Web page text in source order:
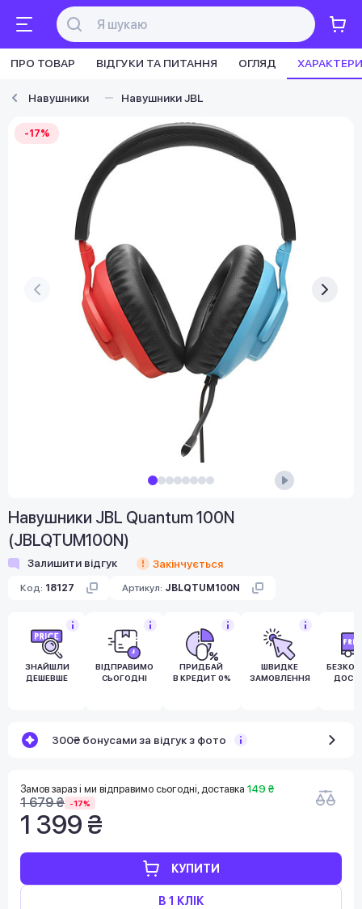
ПРО ТОВАР ВІДГУКИ ТА ПИТАННЯ ОГЛЯД
Навушники Навушники JBL
-17%
Навушники JBL Quantum 100N
(JBLQTUM100N)
Залишити відгук Закінчується
Код: 18127 Артикул: JBLQTUM100N
ЗНАЙШЛИ
ДЕШЕВШЕ
ВІДПРАВИМО
СЬОГОДНІ
ПРИДБАЙ
В КРЕДИТ 0%
ШВИДКЕ
ЗАМОВЛЕННЯ
300₴ бонусами за відгук з фото
Замов зараз і ми відправимо сьогодні, доставка 149 ₴
1 679 ₴ -17%
1 399 ₴
КУПИТИ
В 1 КЛІК